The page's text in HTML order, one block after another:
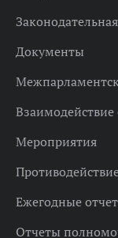
Документы
Взаимодействие
Мероприятия
Ежегодные
Отчеты